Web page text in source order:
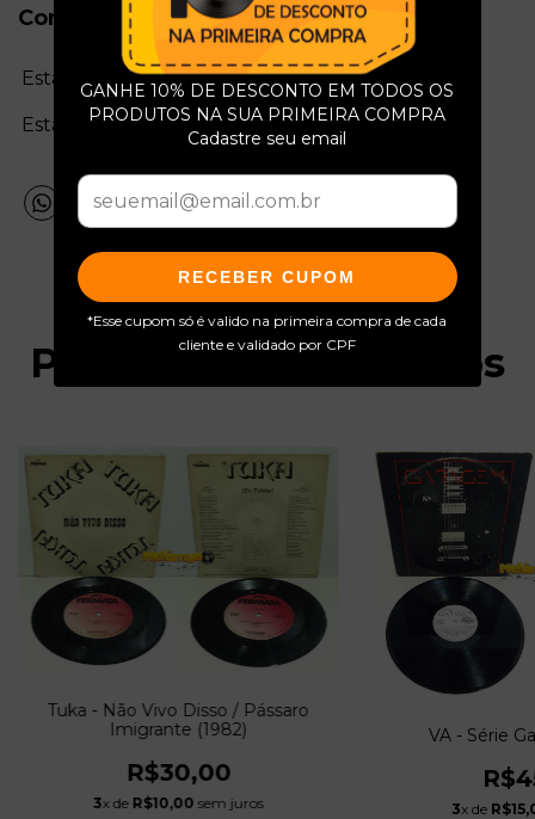
GANHE 10% DE DESCONTO EM TODOS OS
PRODUTOS NA SUA PRIMEIRA COMPRA
Cadastre seu email
RECEBER CUPOM
*Esse cupom só é valido na primeira compra de cada
cliente e validado por CPF
Conservação do Produto
Estado da mídia:
Estado da capa:
Produtos relacionados
Tuka - Não Vivo Disso / Pássaro
Imigrante (1982)
R$30,00
3x de R$10,00 sem juros
VA - Série
3x de